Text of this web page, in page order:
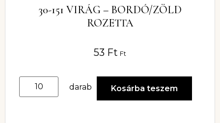
30-151 VIRÁG – BORDÓ/ZÖLD
ROZETTA
53 Ft Ft
darab Kosárba teszem